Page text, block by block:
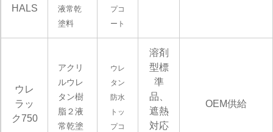
HALS
液常乾
塗料
プコ
ート
ウレ
ラッ
ク750
アクリ
ルウレ
タン樹
脂２液
常乾塗
ウレ
タン
防水
トッ
プコ
溶剤
型標
準
品、
遮熱
対応
OEM供給